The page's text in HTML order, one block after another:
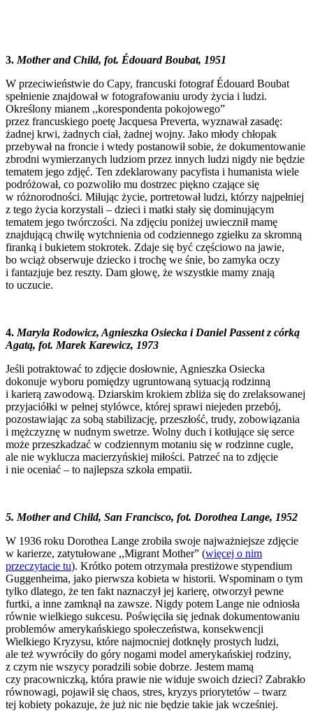
3. Mother and Child, fot. Édouard Boubat, 1951
W przeciwieństwie do Capy, francuski fotograf Édouard Boubat
spełnienie znajdował w fotografowaniu urody życia i ludzi.
Określony mianem ,,korespondenta pokojowego”
przez francuskiego poetę Jacquesa Preverta, wyznawał zasadę:
żadnej krwi, żadnych ciał, żadnej wojny. Jako młody chłopak
przebywał na froncie i wtedy postanowił sobie, że dokumentowanie
zbrodni wymierzanych ludziom przez innych ludzi nigdy nie będzie
tematem jego zdjęć. Ten zdeklarowany pacyfista i humanista wiele
podróżował, co pozwoliło mu dostrzec piękno czające się
w różnorodności. Miłując życie, portretował ludzi, którzy najpełniej
z tego życia korzystali – dzieci i matki stały się dominującym
tematem jego twórczości. Na zdjęciu poniżej uwiecznił mamę
znajdującą chwilę wytchnienia od codziennego zgiełku za skromną
firanką i bukietem stokrotek. Zdaje się być częściowo na jawie,
bo wciąż obserwuje dziecko i trochę we śnie, bo zamyka oczy
i fantazjuje bez reszty. Dam głowę, że wszystkie mamy znają
to uczucie.
4. Maryla Rodowicz, Agnieszka Osiecka i Daniel Passent z córką
Agatą, fot. Marek Karewicz, 1973
Jeśli potraktować to zdjęcie dosłownie, Agnieszka Osiecka
dokonuje wyboru pomiędzy ugruntowaną sytuacją rodzinną
i karierą zawodową. Dziarskim krokiem zbliża się do zrelaksowanej
przyjaciółki w pełnej stylówce, której sprawi niejeden przebój,
pozostawiając za sobą stabilizację, przeszłość, trudy, zobowiązania
i mężczyznę w nudnym swetrze. Wolny duch i kotłujące się serce
może przeszkadzać w codziennym motaniu się w rodzinne cugle,
ale nie wyklucza macierzyńskiej miłości. Patrzeć na to zdjęcie
i nie oceniać – to najlepsza szkoła empatii.
5. Mother and Child, San Francisco, fot. Dorothea Lange, 1952
W 1936 roku Dorothea Lange zrobiła swoje najważniejsze zdjęcie
w karierze, zatytułowane ,,Migrant Mother” (więcej o nim
przeczytacie tu). Krótko potem otrzymała prestiżowe stypendium
Guggenheima, jako pierwsza kobieta w historii. Wspominam o tym
tylko dlatego, że ten fakt naznaczył jej karierę, otworzył pewne
furtki, a inne zamknął na zawsze. Nigdy potem Lange nie odniosła
równie wielkiego sukcesu. Poświęciła się jednak dokumentowaniu
problemów amerykańskiego społeczeństwa, konsekwencji
Wielkiego Kryzysu, które najmocniej dotknęły prostych ludzi,
ale też wywróciły do góry nogami model amerykańskiej rodziny,
z czym nie wszycy poradzili sobie dobrze. Jestem mamą
czy pracowniczką, która prawie nie widuje swoich dzieci? Zabrakło
równowagi, pojawił się chaos, stres, kryzys priorytetów – twarz
tej kobiety pokazuje, że już nic nie będzie takie jak wcześniej.